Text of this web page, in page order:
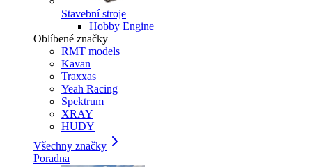
Stavební stroje
Hobby Engine
Oblíbené značky
RMT models
Kavan
Traxxas
Yeah Racing
Spektrum
XRAY
HUDY
Všechny značky
Poradna